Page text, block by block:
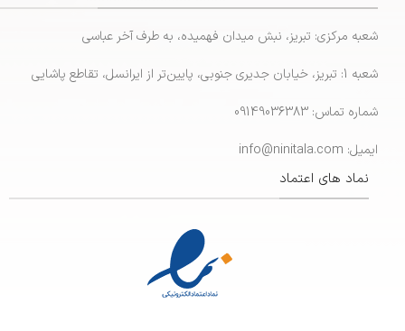
شعبه مرکزی: تبریز، نبش میدان فهمیده، به طرف آخر عباسی
شعبه 1: تبریز، خیابان جدیری جنوبی، پایین‌تر از ایرانسل، تقاطع پاشایی
شماره تماس: 09149036383
ایمیل: info@ninitala.com
نماد های اعتماد